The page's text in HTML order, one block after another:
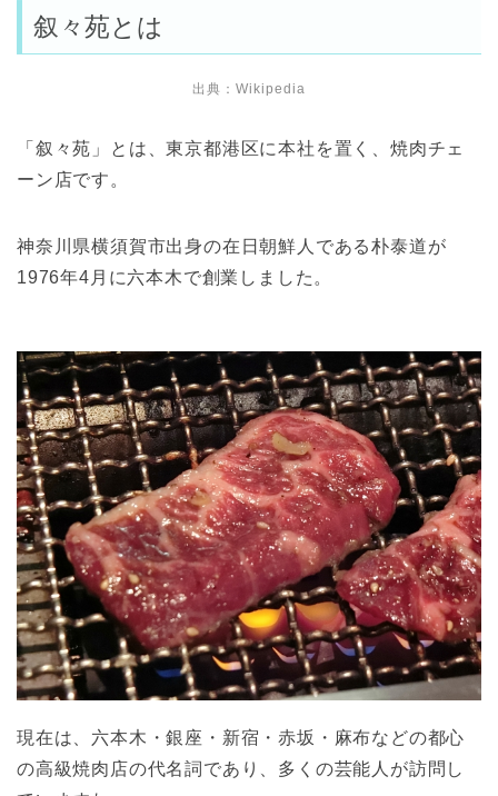
叙々苑とは
出典： Wikipedia
「叙々苑」とは、東京都港区に本社を置く、焼肉チェ
ーン店です。
神奈川県横須賀市出身の在日朝鮮人である朴泰道が
1976年4月に六本木で創業しました。
現在は、六本木・銀座・新宿・赤坂・麻布などの都心
の高級焼肉店の代名詞であり、多くの芸能人が訪問し